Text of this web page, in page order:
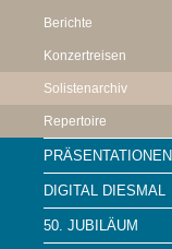
Berichte
Konzertreisen
Solistenarchiv
Repertoire
PRÄSENTATIONEN
DIGITAL DIESMAL
50. JUBILÄUM